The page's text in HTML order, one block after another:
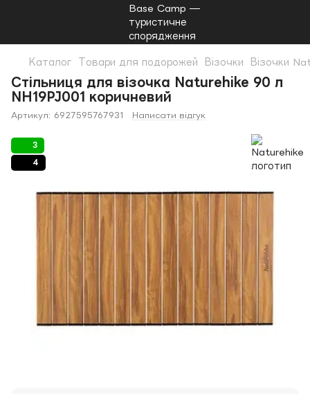
Каталог Товари для подорожей Візочки Візочки
Стільниця для візочка Naturehike 90 л
NH19PJ001 коричневий
Артикул: 6927595767931 Написати відгук
3
4